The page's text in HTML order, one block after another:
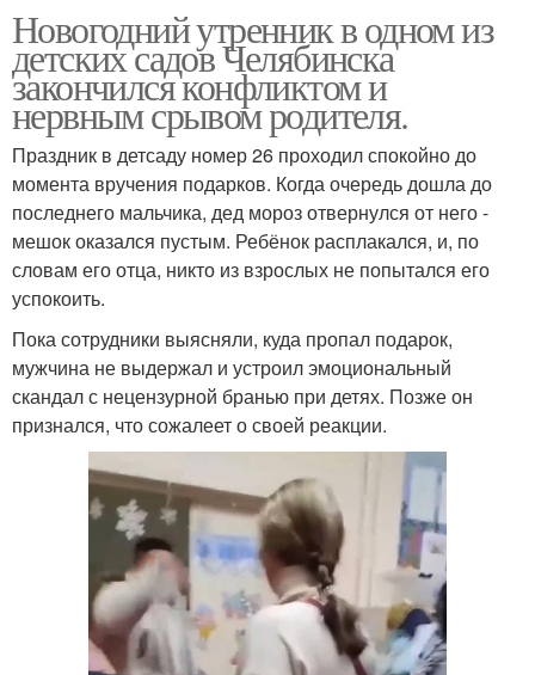
Новогодний утренник в одном из
детских садов Челябинска
закончился конфликтом и
нервным срывом родителя.
Праздник в детсаду номер 26 проходил спокойно до
момента вручения подарков. Когда очередь дошла до
последнего мальчика, дед мороз отвернулся от него -
мешок оказался пустым. Ребёнок расплакался, и, по
словам его отца, никто из взрослых не попытался его
успокоить.
Пока сотрудники выясняли, куда пропал подарок,
мужчина не выдержал и устроил эмоциональный
скандал с нецензурной бранью при детях. Позже он
признался, что сожалеет о своей реакции.